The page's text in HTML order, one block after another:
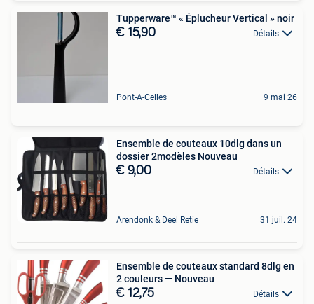
Tupperware™ « Éplucheur Vertical » noir
€ 15,90 Détails
Pont-A-Celles 9 mai 26
Ensemble de couteaux 10dlg dans un
dossier 2modèles Nouveau
€ 9,00 Détails
Arendonk & Deel Retie 31 juil. 24
Ensemble de couteaux standard 8dlg en
2 couleurs — Nouveau
€ 12,75 Détails